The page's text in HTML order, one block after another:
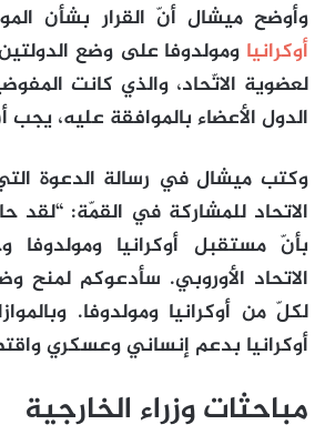
وأوضح ميشال أنّ القرار بشأن
أوكرانيا ومولدوفا على وضع
لعضوية الاتّحاد، والذي كانت
الدول الأعضاء بالموافقة عليه، يجب
وكتب ميشال في رسالة الدعوة
الاتحاد للمشاركة في القمّة: “لقد
بأنّ مستقبل أوكرانيا
الاتحاد الأوروبي. سأدعوكم لمنح
لكلّ من أوكرانيا ومولدوفا.
أوكرانيا بدعم إنساني وعسكري
مباحثات وزراء الخارجية